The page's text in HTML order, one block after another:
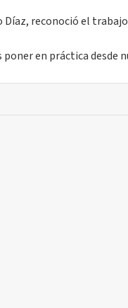
Díaz, reconoció el
en práctica